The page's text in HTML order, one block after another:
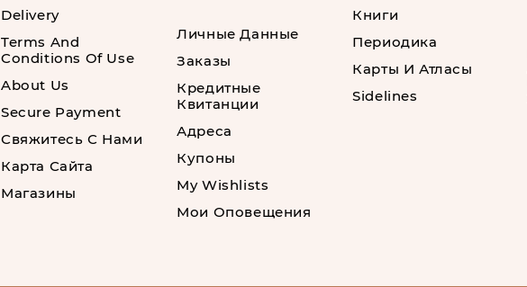
Delivery
Terms And
Conditions Of Use
About Us
Secure Payment
Свяжитесь С Нами
Карта Сайта
Магазины
Личные Данные
Заказы
Кредитные
Квитанции
Адреса
Купоны
My Wishlists
Мои Оповещения
Книги
Периодика
Карты И Атласы
Sidelines